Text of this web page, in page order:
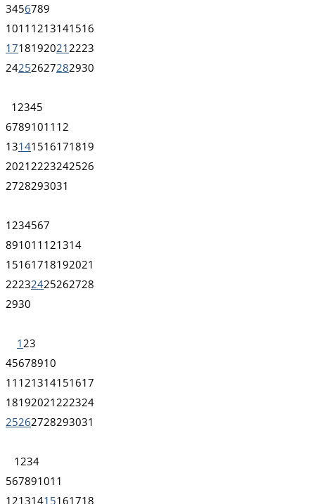
3456789
1011 1213141516
1718192021 2223
24252627282930
1 2345
67891011 12
13141516171819
2021 2223242526
2728293031
1 234567
891011 121314
15161718192021
22232425262728
2930
1 23
45678910
11 121314151617
18192021 222324
25262728293031
1 234
567891011
12131415161718